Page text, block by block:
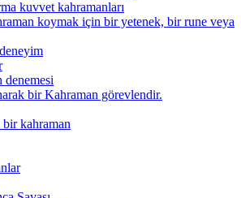
kuvvet kahramanları
koymak için bir yetenek, bir rune veya
denemesi
bir Kahraman görevlendir.
kahraman